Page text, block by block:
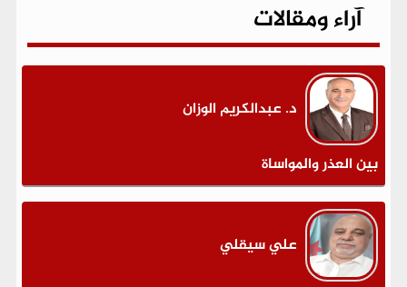
آراء ومقالات
د. عبدالكريم الوزان
بين العذر والمواساة
علي سيقلي